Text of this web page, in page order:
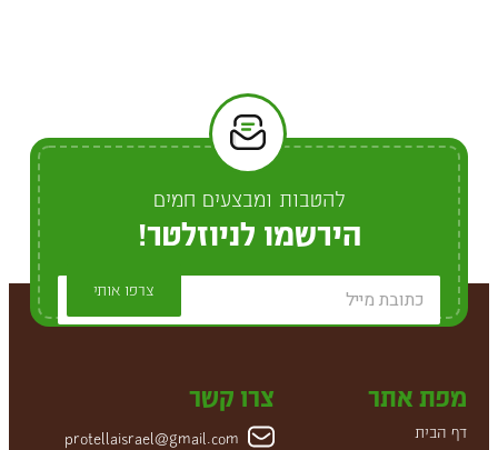
להטבות ומבצעים חמים
הירשמו לניוזלטר!
צרפו אותי
מפת אתר
דף הבית
צרו קשר
protellaisrael@gmail.com